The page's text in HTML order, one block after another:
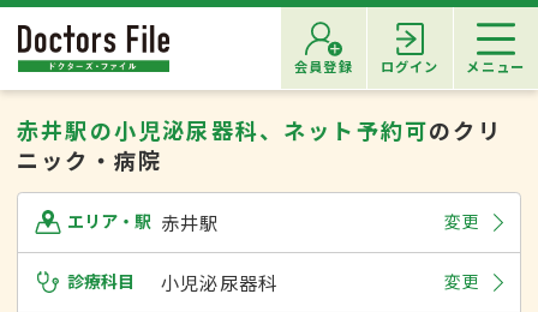
会員登録 ログイン メニュー
赤井駅の小児泌尿器科、ネット予約可のクリ
ニック・病院
エリア・駅 赤井駅 変更
診療科目 小児泌尿器科 変更